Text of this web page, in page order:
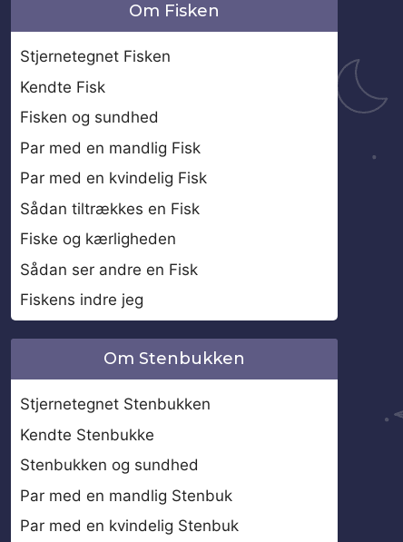
Om Fisken
Stjernetegnet Fisken
Kendte Fisk
Fisken og sundhed
Par med en mandlig Fisk
Par med en kvindelig Fisk
Sådan tiltrækkes en Fisk
Fiske og kærligheden
Sådan ser andre en Fisk
Fiskens indre jeg
Om Stenbukken
Stjernetegnet Stenbukken
Kendte Stenbukke
Stenbukken og sundhed
Par med en mandlig Stenbuk
Par med en kvindelig Stenbuk